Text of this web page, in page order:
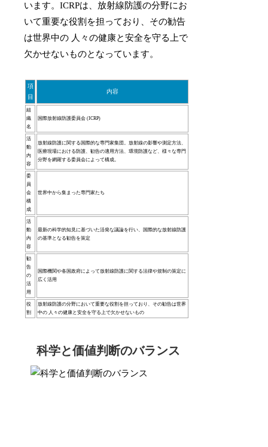
います。ICRPは、放射線防護の分野にお
いて重要な役割を担っており、その勧告
は世界中の 人々の健康と安全を守る上で
欠かせないものとなっています。
項
目
内容
組
織
名
国際放射線防護委員会 (ICRP)
活
動
内
容
放射線防護に関する国際的な専門家集団。放射線の影響や測定方法、
医療現場における防護、勧告の適用方法、環境防護など、様々な専門
分野を網羅する委員会によって構成。
委
員
会
構
成
世界中から集まった専門家たち
活
動
内
容
最新の科学的知見に基づいた活発な議論を行い、国際的な放射線防護
の基準となる勧告を策定
勧
告
の
活
用
国際機関や各国政府によって放射線防護に関する法律や規制の策定に
広く活用
役
割
放射線防護の分野において重要な役割を担っており、その勧告は世界
中の 人々の健康と安全を守る上で欠かせないもの
科学と価値判断のバランス